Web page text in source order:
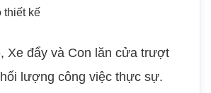
thiết kế
Xe đẩy và Con lăn cửa trượt
lượng công việc thực sự.